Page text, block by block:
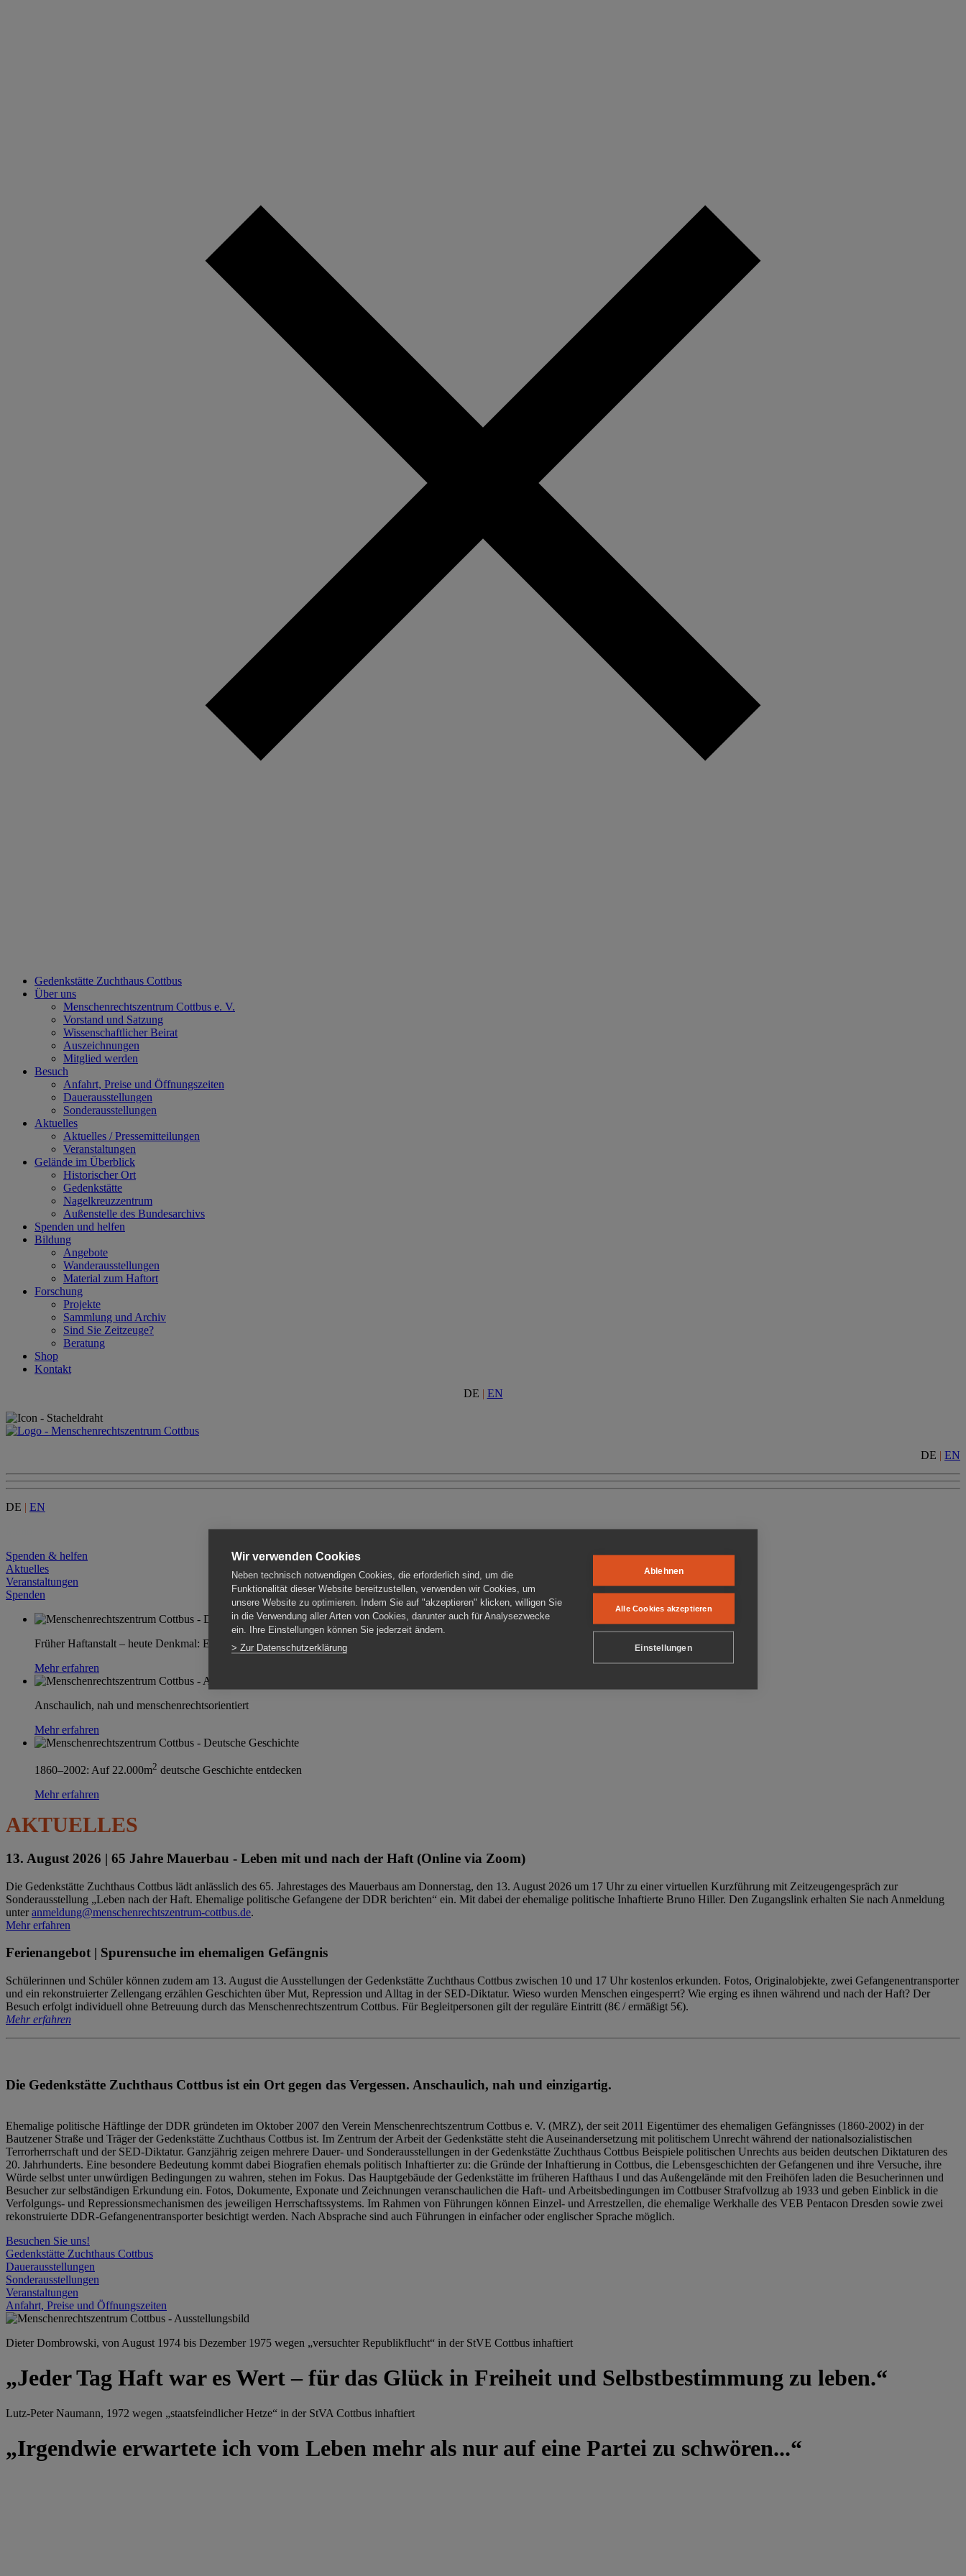
Gedenkstätte Zuchthaus Cottbus
Über uns
Menschenrechtszentrum Cottbus e. V.
Vorstand und Satzung
Wissenschaftlicher Beirat
Auszeichnungen
Mitglied werden
Besuch
Anfahrt, Preise und Öffnungszeiten
Dauerausstellungen
Sonderausstellungen
Aktuelles
Aktuelles / Pressemitteilungen
Veranstaltungen
Gelände im Überblick
Historischer Ort
Gedenkstätte
Nagelkreuzzentrum
Außenstelle des Bundesarchivs
Spenden und helfen
Bildung
Angebote
Wanderausstellungen
Material zum Haftort
Forschung
Projekte
Sammlung und Archiv
Sind Sie Zeitzeuge?
Beratung
Shop
Kontakt
DE | EN
DE | EN
DE | EN
Spenden & helfen
Aktuelles
Veranstaltungen
Spenden
Früher Haftanstalt – heute Denkmal: Einen Ort im Wandel erleben
Mehr erfahren
Anschaulich, nah und menschenrechtsorientiert
Mehr erfahren
1860–2002: Auf 22.000m2 deutsche Geschichte entdecken
Mehr erfahren
AKTUELLES
13. August 2026 | 65 Jahre Mauerbau - Leben mit und nach der Haft (Online via Zoom)
Die Gedenkstätte Zuchthaus Cottbus lädt anlässlich des 65. Jahrestages des Mauerbaus am Donnerstag, den 13. August 2026 um 17 Uhr zu einer virtuellen Kurzführung mit Zeitzeugengespräch zur
Sonderausstellung „Leben nach der Haft. Ehemalige politische Gefangene der DDR berichten“ ein. Mit dabei der ehemalige politische Inhaftierte Bruno Hiller. Den Zugangslink erhalten Sie nach Anmeldung
unteranmeldung@menschenrechtszentrum-cottbus.de.
Mehr erfahren
Ferienangebot | Spurensuche im ehemaligen Gefängnis
Schülerinnen und Schüler können zudem am 13. August die Ausstellungen der Gedenkstätte Zuchthaus Cottbus zwischen 10 und 17 Uhr kostenlos erkunden. Fotos, Originalobjekte, zwei Gefangenentransporter
und ein rekonstruierter Zellengang erzählen Geschichten über Mut, Repression und Alltag in der SED-Diktatur. Wieso wurden Menschen eingesperrt? Wie erging es ihnen während und nach der Haft? Der
Besuch erfolgt individuell ohne Betreuung durch das Menschenrechtszentrum Cottbus. Für Begleitpersonen gilt der reguläre Eintritt (8€ / ermäßigt 5€).
Mehr erfahren
Die Gedenkstätte Zuchthaus Cottbus ist ein Ort gegen das Vergessen. Anschaulich, nah und einzigartig.
Ehemalige politische Häftlinge der DDR gründeten im Oktober 2007 den Verein Menschenrechtszentrum Cottbus e. V. (MRZ), der seit 2011 Eigentümer des ehemaligen Gefängnisses (1860-2002) in der
Bautzener Straße und Träger der Gedenkstätte Zuchthaus Cottbus ist. Im Zentrum der Arbeit der Gedenkstätte steht die Auseinandersetzung mit politischem Unrecht während der nationalsozialistischen
Terrorherrschaft und der SED-Diktatur. Ganzjährig zeigen mehrere Dauer- und Sonderausstellungen in der Gedenkstätte Zuchthaus Cottbus Beispiele politischen Unrechts aus beiden deutschen Diktaturen des
20. Jahrhunderts. Eine besondere Bedeutung kommt dabei Biografien ehemals politisch Inhaftierter zu: die Gründe der Inhaftierung in Cottbus, die Lebensgeschichten der Gefangenen und ihre Versuche, ihre
Würde selbst unter unwürdigen Bedingungen zu wahren, stehen im Fokus. Das Hauptgebäude der Gedenkstätte im früheren Hafthaus I und das Außengelände mit den Freihöfen laden die Besucherinnen und
Besucher zur selbständigen Erkundung ein. Fotos, Dokumente, Exponate und Zeichnungen veranschaulichen die Haft- und Arbeitsbedingungen im Cottbuser Strafvollzug ab 1933 und geben Einblick in die
Verfolgungs- und Repressionsmechanismen des jeweiligen Herrschaftssystems. Im Rahmen von Führungen können Einzel- und Arrestzellen, die ehemalige Werkhalle des VEB Pentacon Dresden sowie zwei
rekonstruierte DDR-Gefangenentransporter besichtigt werden. Nach Absprache sind auch Führungen in einfacher oder englischer Sprache möglich.
Besuchen Sie uns!
Gedenkstätte Zuchthaus Cottbus
Dauerausstellungen
Sonderausstellungen
Veranstaltungen
Anfahrt, Preise und Öffnungszeiten
Dieter Dombrowski, von August 1974 bis Dezember 1975 wegen „versuchter Republikflucht“ in der StVE Cottbus inhaftiert
„Jeder Tag Haft war es Wert – für das Glück in Freiheit und Selbstbestimmung zu leben.“
Lutz-Peter Naumann, 1972 wegen „staatsfeindlicher Hetze“ in der StVA Cottbus inhaftiert
„Irgendwie erwartete ich vom Leben mehr als nur auf eine Partei zu schwören...“
Wir verwenden Cookies
Neben technisch notwendigen Cookies, die erforderlich sind, um die
Funktionalität dieser Website bereitzustellen, verwenden wir Cookies, um
unsere Website zu optimieren. Indem Sie auf "akzeptieren" klicken, willigen Sie
in die Verwendung aller Arten von Cookies, darunter auch für Analysezwecke
ein. Ihre Einstellungen können Sie jederzeit ändern.
> Zur Datenschutzerklärung
Ablehnen
Alle Cookies akzeptieren
Einstellungen